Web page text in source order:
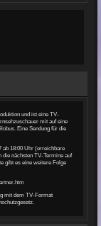
und ist eine TV-
mit auf eine
Eine Sendung für die
ab 18:00 Uhr (erreichbare
die nächsten TV-Termine auf
gibt es eine weitere Folge
mit dem TV-Format